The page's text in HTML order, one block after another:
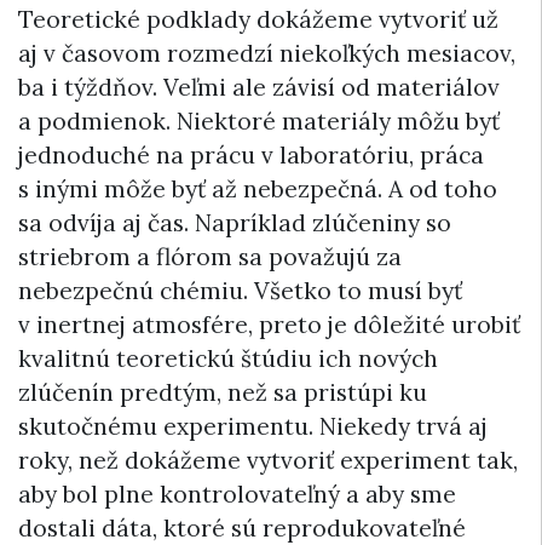
Teoretické podklady dokážeme vytvoriť už
aj v časovom rozmedzí niekoľkých mesiacov,
ba i týždňov. Veľmi ale závisí od materiálov
a podmienok. Niektoré materiály môžu byť
jednoduché na prácu v laboratóriu, práca
s inými môže byť až nebezpečná. A od toho
sa odvíja aj čas. Napríklad zlúčeniny so
striebrom a flórom sa považujú za
nebezpečnú chémiu. Všetko to musí byť
v inertnej atmosfére, preto je dôležité urobiť
kvalitnú teoretickú štúdiu ich nových
zlúčenín predtým, než sa pristúpi ku
skutočnému experimentu. Niekedy trvá aj
roky, než dokážeme vytvoriť experiment tak,
aby bol plne kontrolovateľný a aby sme
dostali dáta, ktoré sú reprodukovateľné